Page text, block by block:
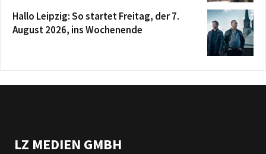
Hallo Leipzig: So startet Freitag, der 7.
August 2026, ins Wochenende
LZ MEDIEN GMBH